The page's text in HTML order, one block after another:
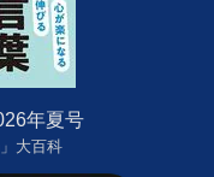
年夏号
大百科